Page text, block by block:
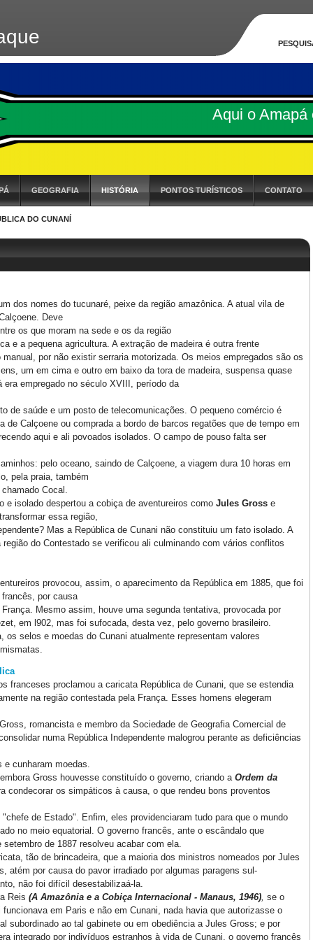
Aqui o Amapá
GEOGRAFIA HISTÓRIA PONTOS TURÍSTICOS CONTATO
DO CUNANÍ
dos nomes do tucunaré, peixe da região amazônica. A atual vila de
Deve
os que moram na sede e os da região
e a pequena agricultura. A extração de madeira é outra frente
por não existir serraria motorizada. Os meios empregados são os
um em cima e outro em baixo da tora de madeira, suspensa quase
empregado no século XVIII, período da
de saúde e um posto de telecomunicações. O pequeno comércio é
de Calçoene ou comprada a bordo de barcos regatões que de tempo em
aqui e ali povoados isolados. O campo de pouso falta ser
pelo oceano, saindo de Calçoene, a viagem dura 10 horas em
pela praia, também
Cocal.
e isolado despertou a cobiça de aventureiros como Jules Gross e
essa região,
Mas a República de Cunani não constituiu um fato isolado. A
do Contestado se verificou ali culminando com vários conflitos
provocou, assim, o aparecimento da República em 1885, que foi
por causa
Mesmo assim, houve uma segunda tentativa, provocada por
em l902, mas foi sufocada, desta vez, pelo governo brasileiro.
os selos e moedas do Cunani atualmente representam valores
franceses proclamou a caricata República de Cunani, que se estendia
na região contestada pela França. Esses homens elegeram
romancista e membro da Sociedade de Geografia Comercial de
numa República Independente malogrou perante as deficiências
cunharam moedas.
Gross houvesse constituído o governo, criando a Ordem da
condecorar os simpáticos à causa, o que rendeu bons proventos
de Estado". Enfim, eles providenciaram tudo para que o mundo
no meio equatorial. O governo francês, ante o escândalo que
de 1887 resolveu acabar com ela.
tão de brincadeira, que a maioria dos ministros nomeados por Jules
atém por causa do pavor irradiado por algumas paragens sul-
não foi difícil desestabilizaá-la.
Reis (A Amazônia e a Cobiça Internacional - Manaus, 1946), se o
em Paris e não em Cunani, nada havia que autorizasse o
subordinado ao tal gabinete ou em obediência a Jules Gross; e por
integrado por indivíduos estranhos à vida de Cunani, o governo francês